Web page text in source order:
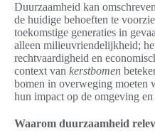
Duurzaamheid kan
de huidige behoeften te
toekomstige generaties in
alleen milieuvriendelijkheid;
rechtvaardigheid en
context van kerstbomen
bomen in overweging moeten
hun impact op de omgeving en
Waarom duurzaamheid